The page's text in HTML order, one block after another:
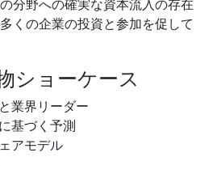
分野への確実な資本流入の存在
くの企業の投資と参加を促して
ショーケース
業界リーダー
基づく予測
アモデル